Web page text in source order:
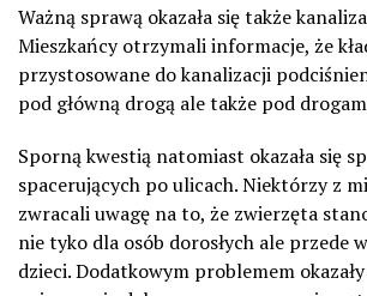
Ważną sprawą okazała się także
Mieszkańcy otrzymali informacje, że
przystosowane do kanalizacji
pod główną drogą ale także pod
Sporną kwestią natomiast okazała się
spacerujących po ulicach. Niektórzy z
zwracali uwagę na to, że zwierzęta
nie tyko dla osób dorosłych ale przede
dzieci. Dodatkowym problemem